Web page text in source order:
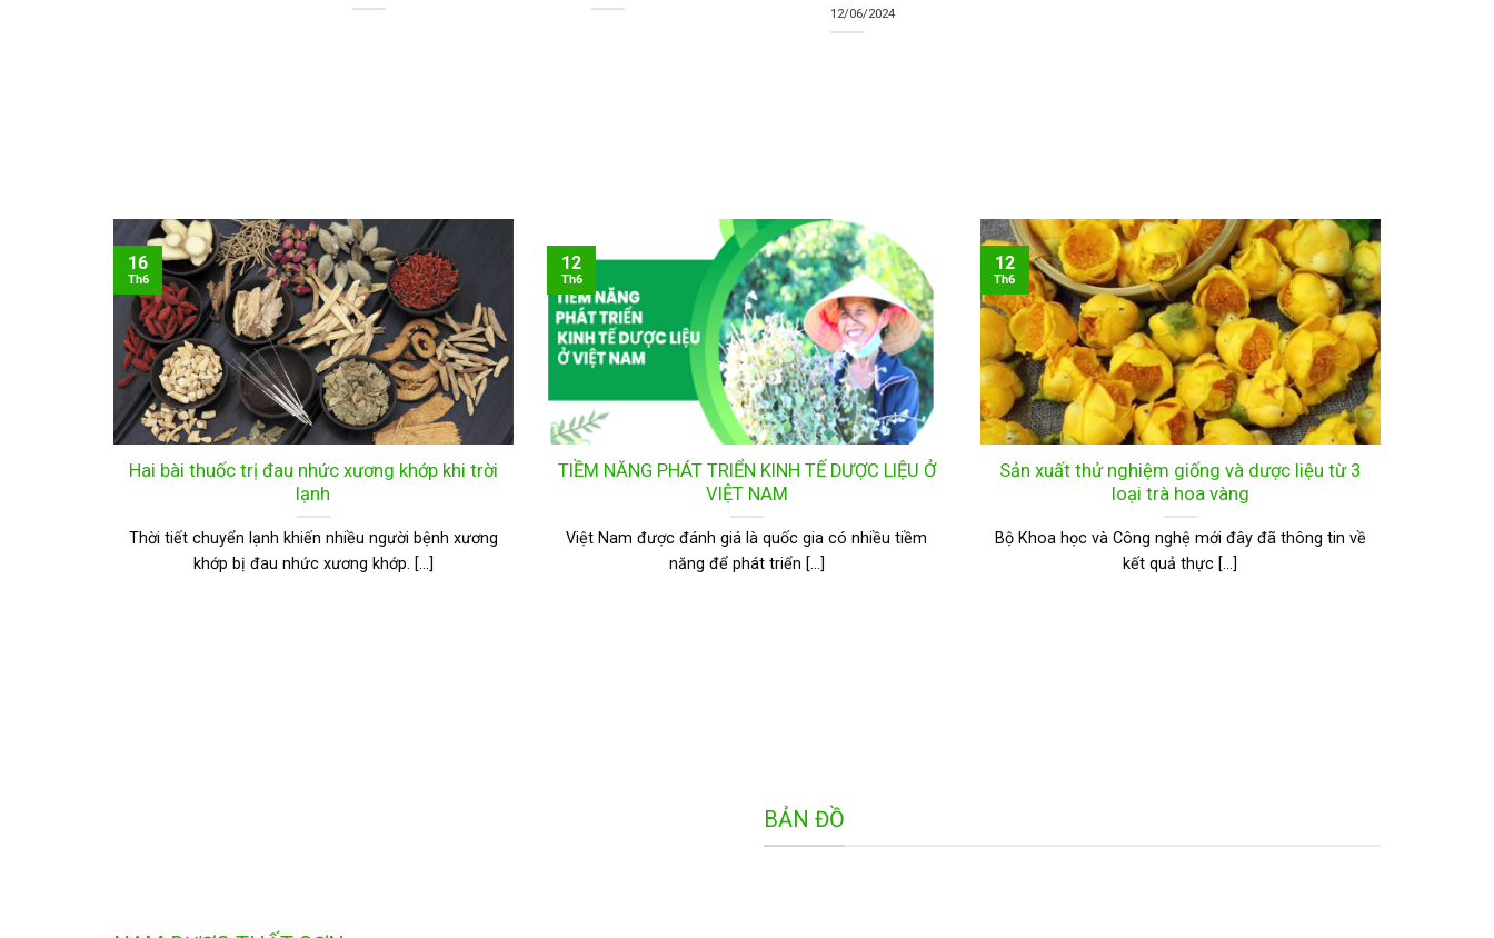
12/06/2024
Hai bài thuốc trị đau nhức xương khớp khi trời
lạnh
Thời tiết chuyển lạnh khiến nhiều người bệnh xương
khớp bị đau nhức xương khớp. [...]
16
Th6
TIỀM NĂNG PHÁT TRIỂN KINH TẾ DƯỢC LIỆU Ở
VIỆT NAM
Việt Nam được đánh giá là quốc gia có nhiều tiềm
năng để phát triển [...]
12
Th6
Sản xuất thử nghiệm giống và dược liệu từ 3
loại trà hoa vàng
Bộ Khoa học và Công nghệ mới đây đã thông tin về
kết quả thực [...]
12
Th6
BẢN ĐỒ